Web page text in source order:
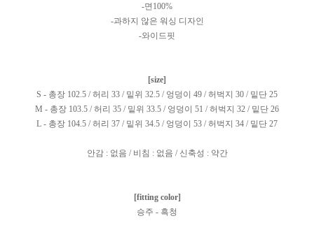
-면100%
-과하지 않은 워싱 디자인
-와이드핏
[size]
S - 총장 102.5 / 허리 33 / 밑위 32.5 / 엉덩이 49 / 허벅지 30 / 밑단 25
M - 총장 103.5 / 허리 35 / 밑위 33.5 / 엉덩이 51 / 허벅지 32 / 밑단 26
L - 총장 104.5 / 허리 37 / 밑위 34.5 / 엉덩이 53 / 허벅지 34 / 밑단 27
안감 : 없음 / 비침 : 없음 / 신축성 : 약간
[fitting color]
승주 - 흑청